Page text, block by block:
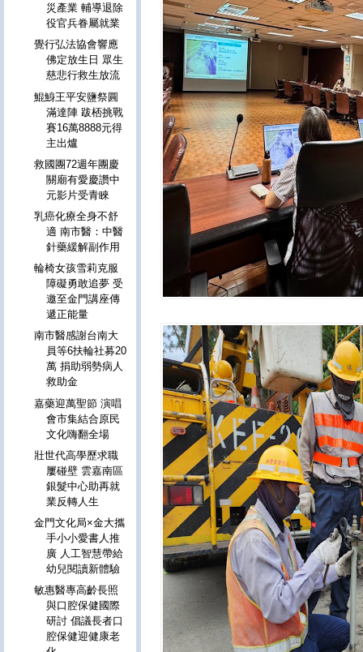
災產業 輔導退除
役官兵眷屬就業
覺行弘法協會響應
佛定放生日 眾生
慈悲行救生放流
鯤鯓王平安鹽祭圓
滿達陣 跋桮挑戰
賽16萬8888元得
主出爐
救國團72週年團慶
關廟有愛慶讚中
元影片受青睞
乳癌化療全身不舒
適 南市醫：中醫
針藥緩解副作用
輪椅女孩雪莉克服
障礙勇敢追夢 受
邀至金門講座傳
遞正能量
南市醫感謝台南大
員等6扶輪社募20
萬 捐助弱勢病人
救助金
嘉藥迎萬聖節 演唱
會市集結合原民
文化嗨翻全場
壯世代高學歷求職
屢碰壁 雲嘉南區
銀髮中心助再就
業反轉人生
金門文化局×金大攜
手小小愛書人推
廣 人工智慧帶給
幼兒閱讀新體驗
敏惠醫專高齡長照
與口腔保健國際
研討 倡議長者口
腔保健迎健康老